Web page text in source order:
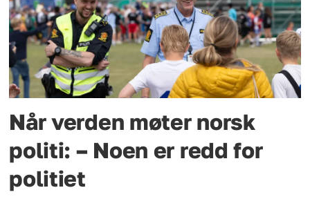
Når verden møter norsk
politi: – Noen er redd for
politiet